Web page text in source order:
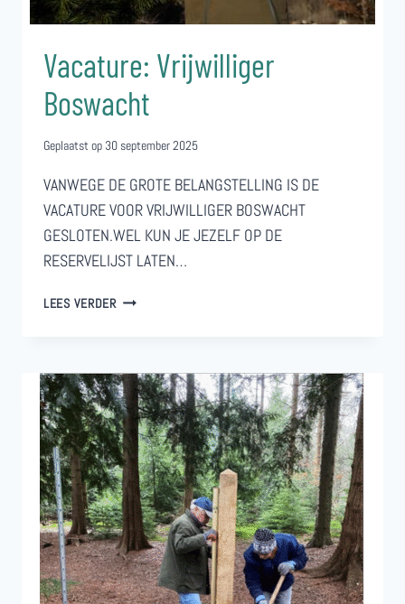
Vacature: Vrijwilliger
Boswacht
Geplaatst op 30 september 2025
VANWEGE DE GROTE BELANGSTELLING IS DE
VACATURE VOOR VRIJWILLIGER BOSWACHT
GESLOTEN.WEL KUN JE JEZELF OP DE
RESERVELIJST LATEN…
LEES VERDERVACATURE: